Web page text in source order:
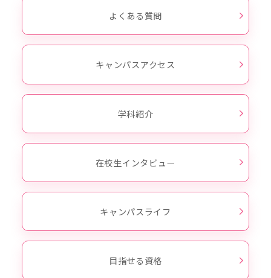
よくある質問
キャンパスアクセス
学科紹介
在校生インタビュー
キャンパスライフ
目指せる資格